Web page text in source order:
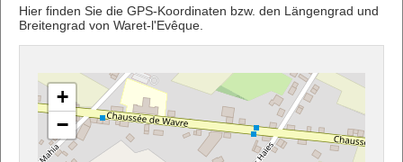
Hier finden Sie die GPS-Koordinaten bzw. den Längengrad und
Breitengrad von Waret-l'Evêque.
+
−